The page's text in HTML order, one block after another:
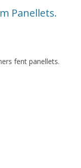
Panellets.
fent panellets.